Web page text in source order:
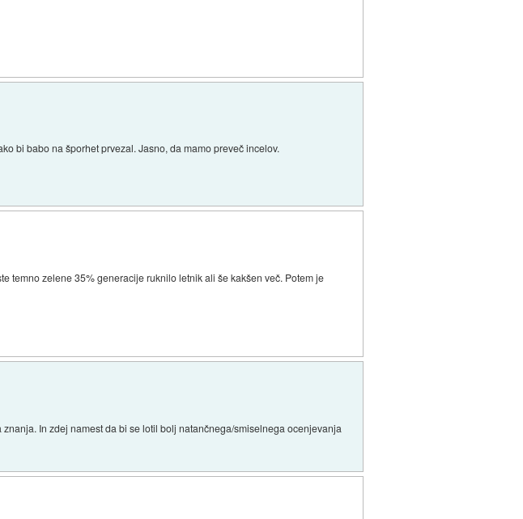
bi babo na šporhet prvezal. Jasno, da mamo preveč incelov.
temno zelene 35% generacije ruknilo letnik ali še kakšen več. Potem je
In zdej namest da bi se lotil bolj natančnega/smiselnega ocenjevanja